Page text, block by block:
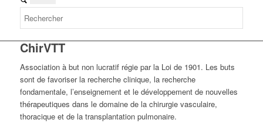
ChirVTT
Association à but non lucratif régie par la Loi de 1901. Les buts
sont de favoriser la recherche clinique, la recherche
fondamentale, l’enseignement et le développement de nouvelles
thérapeutiques dans le domaine de la chirurgie vasculaire,
thoracique et de la transplantation pulmonaire.